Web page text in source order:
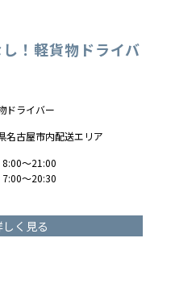
！軽貨物ドライバ
ドライバー
名古屋市内配送エリア
8:00～21:00
7:00～20:30